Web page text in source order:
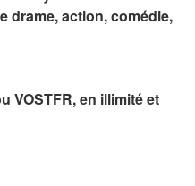
drame, action, comédie,
VOSTFR, en illimité et